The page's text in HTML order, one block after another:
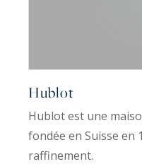
Hublot
Hublot est une
fondée en Suisse en
raffinement.